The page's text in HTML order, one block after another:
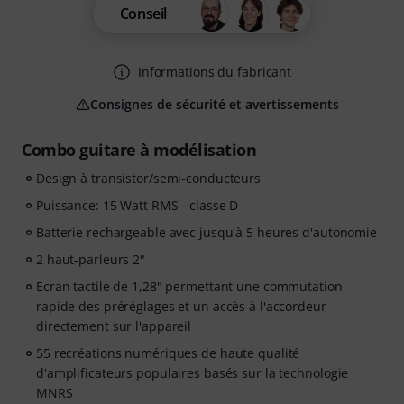
Combo guitare à modélisation
Design à transistor/semi-conducteurs
Puissance: 15 Watt RMS - classe D
Batterie rechargeable avec jusqu'à 5 heures d'autonomie
2 haut-parleurs 2"
Ecran tactile de 1,28" permettant une commutation
rapide des préréglages et un accès à l'accordeur
directement sur l'appareil
55 recréations numériques de haute qualité
d'amplificateurs populaires basés sur la technologie
MNRS
Conseil
Informations du fabricant
Consignes de sécurité et avertissements